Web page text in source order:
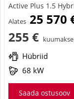
Active Plus 1.5
Alates 25 570
255 €
Hübriid
68 kW
Saada ostusoov